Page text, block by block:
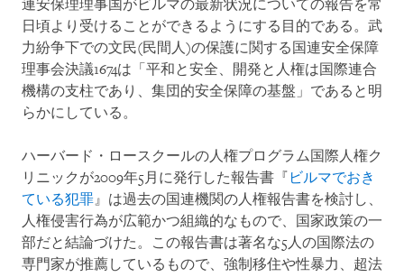
連安保理理事国がビルマの最新状況についての報告を常
日頃より受けることができるようにする目的である。武
力紛争下での文民(民間人)の保護に関する国連安全保障
理事会決議1674は「平和と安全、開発と人権は国際連合
機構の支柱であり、集団的安全保障の基盤」であると明
らかにしている。
ハーバード・ロースクールの人権プログラム国際人権ク
リニックが2009年5月に発行した報告書『 ビルマでおき
ている犯罪』は過去の国連機関の人権報告書を検討し、
人権侵害行為が広範かつ組織的なもので、国家政策の一
部だと結論づけた。この報告書は著名な5人の国際法の
専門家が推薦しているもので、強制移住や性暴力、超法